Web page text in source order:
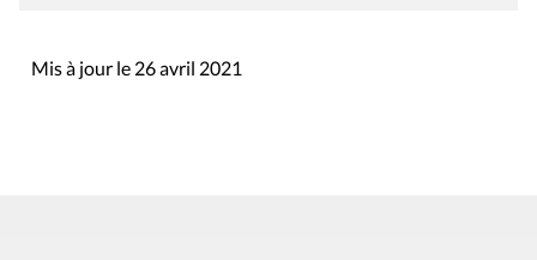
Mis à jour le 26 avril 2021